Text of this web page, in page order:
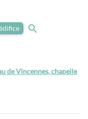
de Vincennes, chapelle